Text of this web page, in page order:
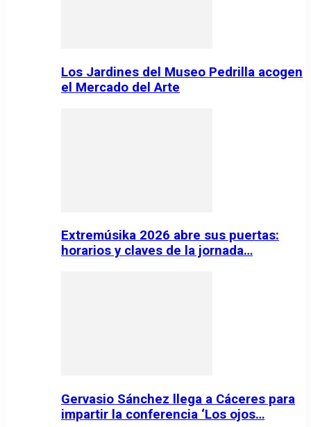
Los Jardines del Museo Pedrilla acogen
el Mercado del Arte
Extremúsika 2026 abre sus puertas:
horarios y claves de la jornada…
Gervasio Sánchez llega a Cáceres para
impartir la conferencia ‘Los ojos…